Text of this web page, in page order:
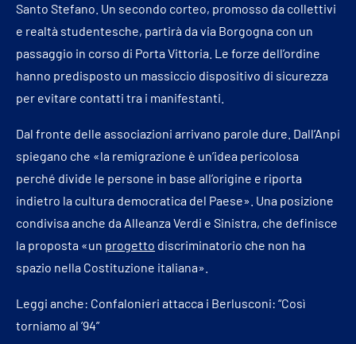
Santo Stefano. Un secondo corteo, promosso da collettivi
e realtà studentesche, partirà da via Borgogna con un
passaggio in corso di Porta Vittoria. Le forze dell’ordine
hanno predisposto un massiccio dispositivo di sicurezza
per evitare contatti tra i manifestanti.
Dal fronte delle associazioni arrivano parole dure. Dall’Anpi
spiegano che «la remigrazione è un’idea pericolosa
perché divide le persone in base all’origine e riporta
indietro la cultura democratica del Paese». Una posizione
condivisa anche da Alleanza Verdi e Sinistra, che definisce
la proposta «un progetto discriminatorio che non ha
spazio nella Costituzione italiana».
Leggi anche: Confalonieri attacca i Berlusconi: “Così
torniamo al ’94”